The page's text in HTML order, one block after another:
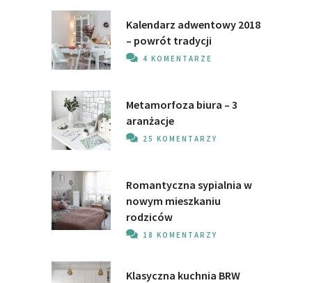
Kalendarz adwentowy 2018
– powrót tradycji
4 KOMENTARZE
Metamorfoza biura – 3
aranżacje
25 KOMENTARZY
Romantyczna sypialnia w
nowym mieszkaniu
rodziców
18 KOMENTARZY
Klasyczna kuchnia BRW